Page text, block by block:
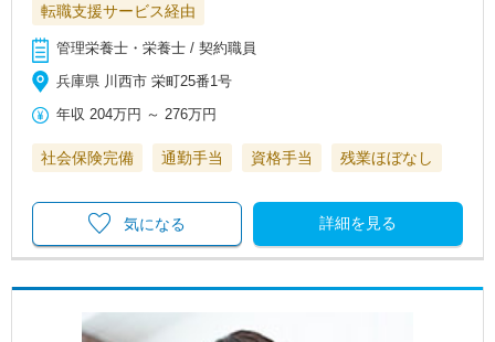
転職支援サービス経由
管理栄養士・栄養士 / 契約職員
兵庫県 川西市 栄町25番1号
年収 204万円 ～ 276万円
社会保険完備 通勤手当 資格手当 残業ほぼなし
詳細を見る
気になる